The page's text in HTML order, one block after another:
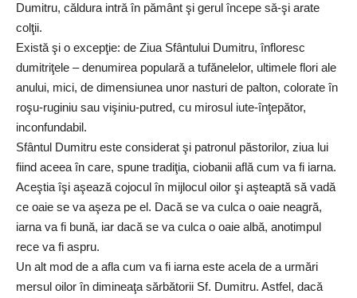
Dumitru, căldura intră în pământ şi gerul începe să-şi arate
colţii.
Există şi o excepţie: de Ziua Sfântului Dumitru, înfloresc
dumitriţele – denumirea populară a tufănelelor, ultimele flori ale
anului, mici, de dimensiunea unor nasturi de palton, colorate în
roşu-ruginiu sau vişiniu-putred, cu mirosul iute-înţepător,
inconfundabil.
Sfântul Dumitru este considerat şi patronul păstorilor, ziua lui
fiind aceea în care, spune tradiţia, ciobanii află cum va fi iarna.
Aceştia îşi aşează cojocul în mijlocul oilor şi aşteaptă să vadă
ce oaie se va aşeza pe el. Dacă se va culca o oaie neagră,
iarna va fi bună, iar dacă se va culca o oaie albă, anotimpul
rece va fi aspru.
Un alt mod de a afla cum va fi iarna este acela de a urmări
mersul oilor în dimineaţa sărbătorii Sf. Dumitru. Astfel, dacă